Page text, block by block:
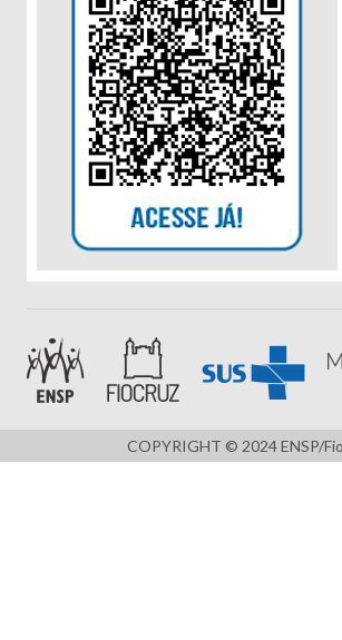
COPYRIGHT © 2024 ENSP/